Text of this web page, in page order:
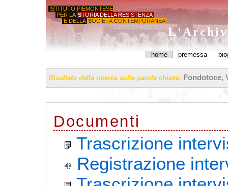
ISTITUTO PIEMONTESE
PER LA STORIA DELLA RESISTENZA
E DELLA SOCIETÀ CONTEMPORANEA
'GIORGIO AGOSTI'
home premessa
Risultato della ricerca sulla parola chiave: Fondotoce,
Documenti
Trascrizione
Registrazione